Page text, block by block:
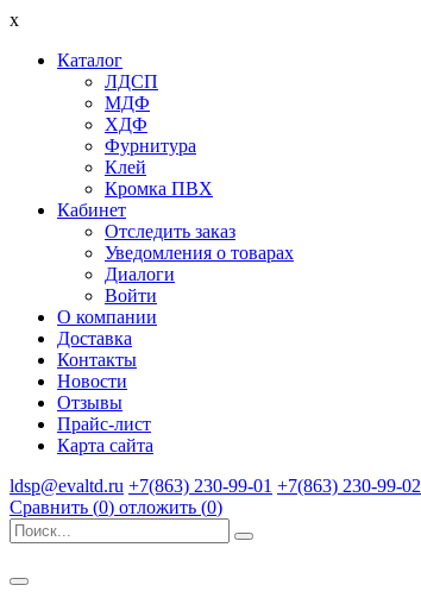
x
Каталог
ЛДСП
МДФ
ХДФ
Фурнитура
Клей
Кромка ПВХ
Кабинет
Отследить заказ
Уведомления о товарах
Диалоги
Войти
О компании
Доставка
Контакты
Новости
Отзывы
Прайс-лист
Карта сайта
ldsp@evaltd.ru +7(863) 230-99-01 +7(863) 230-99-02
Сравнить (0) отложить (0)